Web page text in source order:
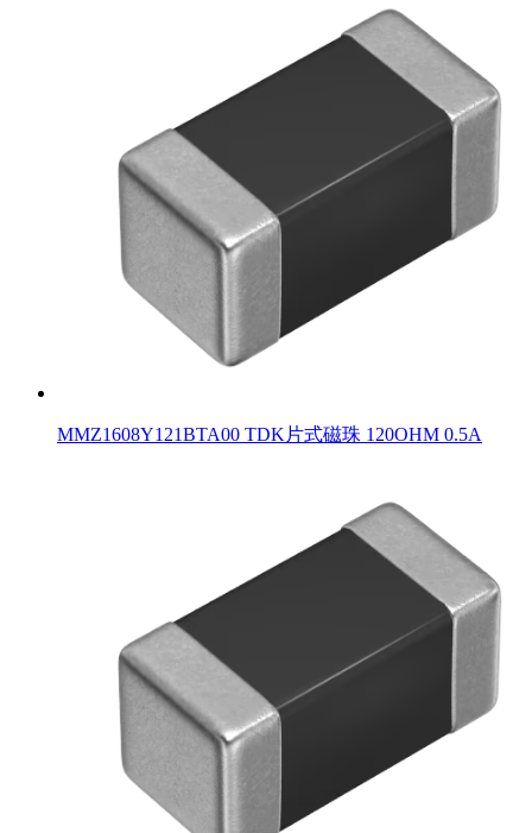
MMZ1608Y121BTA00 TDK片式磁珠 120OHM 0.5A